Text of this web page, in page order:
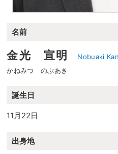
名前
金光 宣明
Nobuaki
かねみつ のぶあき
誕生日
11月22日
出身地